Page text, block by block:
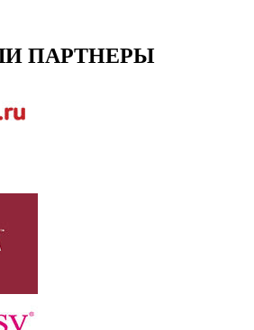
ПАРТНЕРЫ